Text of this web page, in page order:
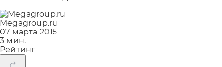
Megagroup.ru
07 марта 2015
3 мин.
Рейтинг